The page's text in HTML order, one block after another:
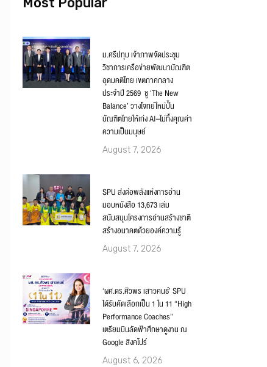
ม.ศรีปทุม เจ้าภาพจัดประชุม
วิชาการเครือข่ายพัฒนาบัณฑิต
อุดมคติไทย เขตภาคกลาง
ประจำปี 2569 ชู ‘The New
Balance’ วางโจทย์ใหม่ปั้น
บัณฑิตไทยให้เก่ง AI–ไม่ทิ้งคุณค่า
ความเป็นมนุษย์
August 7, 2026
SPU ส่งต่อพลังแห่งการอ่าน
มอบหนังสือ 13,673 เล่ม
สนับสนุนโครงการอ่านสร้างชาติ
สร้างอนาคตด้วยองค์ความรู้
August 7, 2026
‘ผศ.ดร.ศิวพร เสาวคนธ์’ SPU
ได้รับคัดเลือกเป็น 1 ใน 11 “High
Performance Coaches”
เตรียมบินลัดฟ้าศึกษาดูงาน ณ
Google สิงคโปร์
August 6, 2026